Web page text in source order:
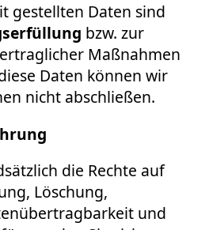
gestellten Daten sind
bzw. zur
Maßnahmen
Daten können wir
nicht abschließen.
die Rechte auf
Löschung,
und